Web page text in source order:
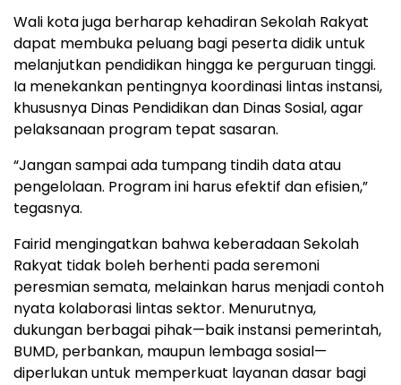
Wali kota juga berharap kehadiran Sekolah Rakyat
dapat membuka peluang bagi peserta didik untuk
melanjutkan pendidikan hingga ke perguruan tinggi.
Ia menekankan pentingnya koordinasi lintas instansi,
khususnya Dinas Pendidikan dan Dinas Sosial, agar
pelaksanaan program tepat sasaran.
“Jangan sampai ada tumpang tindih data atau
pengelolaan. Program ini harus efektif dan efisien,”
tegasnya.
Fairid mengingatkan bahwa keberadaan Sekolah
Rakyat tidak boleh berhenti pada seremoni
peresmian semata, melainkan harus menjadi contoh
nyata kolaborasi lintas sektor. Menurutnya,
dukungan berbagai pihak—baik instansi pemerintah,
BUMD, perbankan, maupun lembaga sosial—
diperlukan untuk memperkuat layanan dasar bagi